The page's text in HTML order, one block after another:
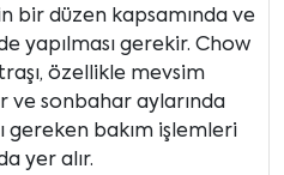
bir düzen kapsamında ve
yapılması gerekir. Chow
özellikle mevsim
ve sonbahar aylarında
gereken bakım işlemleri
yer alır.